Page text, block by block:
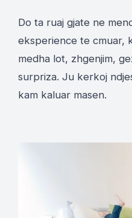
Do ta ruaj gjate ne
eksperience te cmuar,
medha lot, zhgenjim,
surpriza. Ju kerkoj
kam kaluar masen.